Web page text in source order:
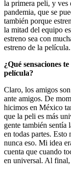
la primera peli, y ves
pandemia, que se
también porque
la mitad del equipo
estreno sea con
estreno de la película.
¿Qué sensaciones
película?
Claro, los amigos
ante amigos. De
hicimos en México
que la peli es más
gente también
en todas partes.
nunca eso. Mi idea
cuenta que cuando
en universal. Al final,